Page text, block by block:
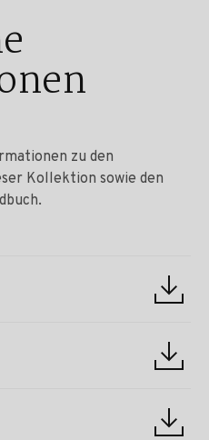
zu den
Kollektion sowie den